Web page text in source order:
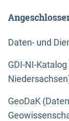
Daten- und
GDI-NI-
GeoDaK